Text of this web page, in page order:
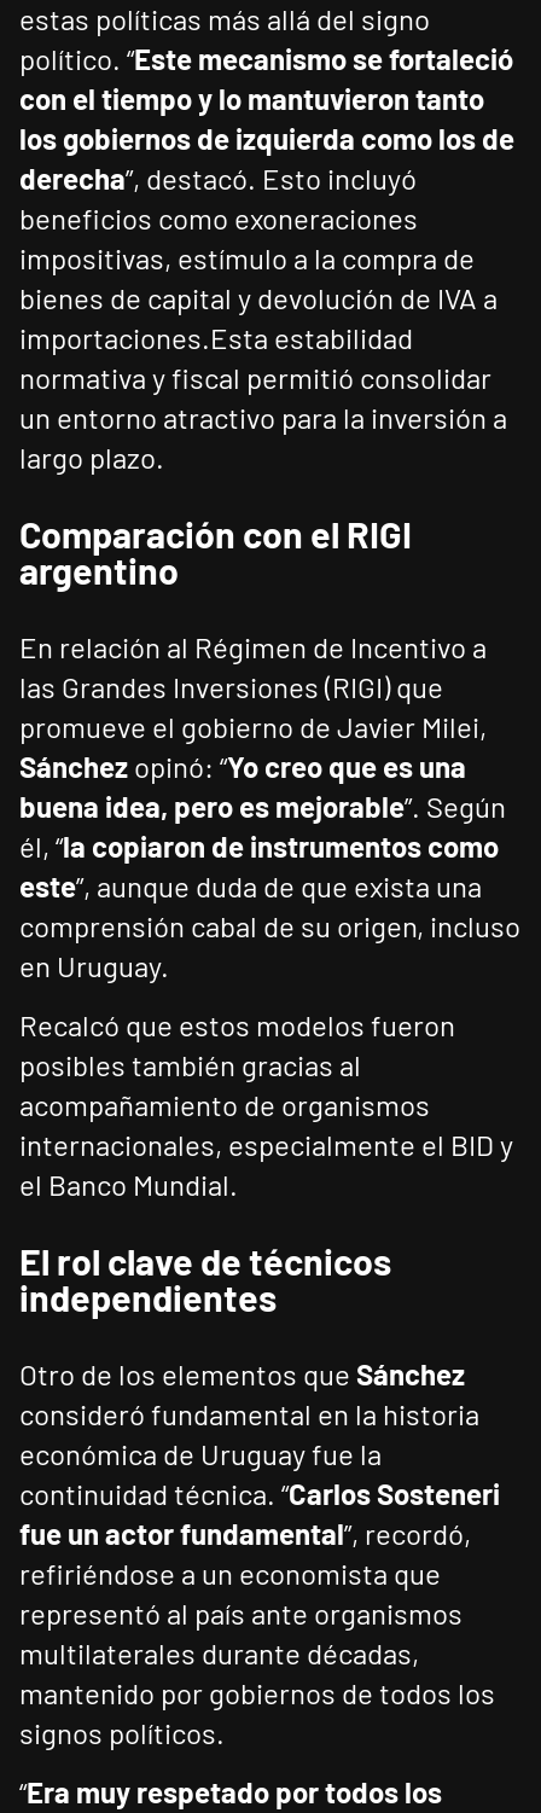
estas políticas más allá del signo
político. “Este mecanismo se fortaleció
con el tiempo y lo mantuvieron tanto
los gobiernos de izquierda como los de
derecha”, destacó. Esto incluyó
beneficios como exoneraciones
impositivas, estímulo a la compra de
bienes de capital y devolución de IVA a
importaciones.Esta estabilidad
normativa y fiscal permitió consolidar
un entorno atractivo para la inversión a
largo plazo.
Comparación con el RIGI
argentino
En relación al Régimen de Incentivo a
las Grandes Inversiones (RIGI) que
promueve el gobierno de Javier Milei,
Sánchez opinó: “Yo creo que es una
buena idea, pero es mejorable”. Según
él, “la copiaron de instrumentos como
este”, aunque duda de que exista una
comprensión cabal de su origen, incluso
en Uruguay.
Recalcó que estos modelos fueron
posibles también gracias al
acompañamiento de organismos
internacionales, especialmente el BID y
el Banco Mundial.
El rol clave de técnicos
independientes
Otro de los elementos que Sánchez
consideró fundamental en la historia
económica de Uruguay fue la
continuidad técnica. “Carlos Sosteneri
fue un actor fundamental”, recordó,
refiriéndose a un economista que
representó al país ante organismos
multilaterales durante décadas,
mantenido por gobiernos de todos los
signos políticos.
“Era muy respetado por todos los